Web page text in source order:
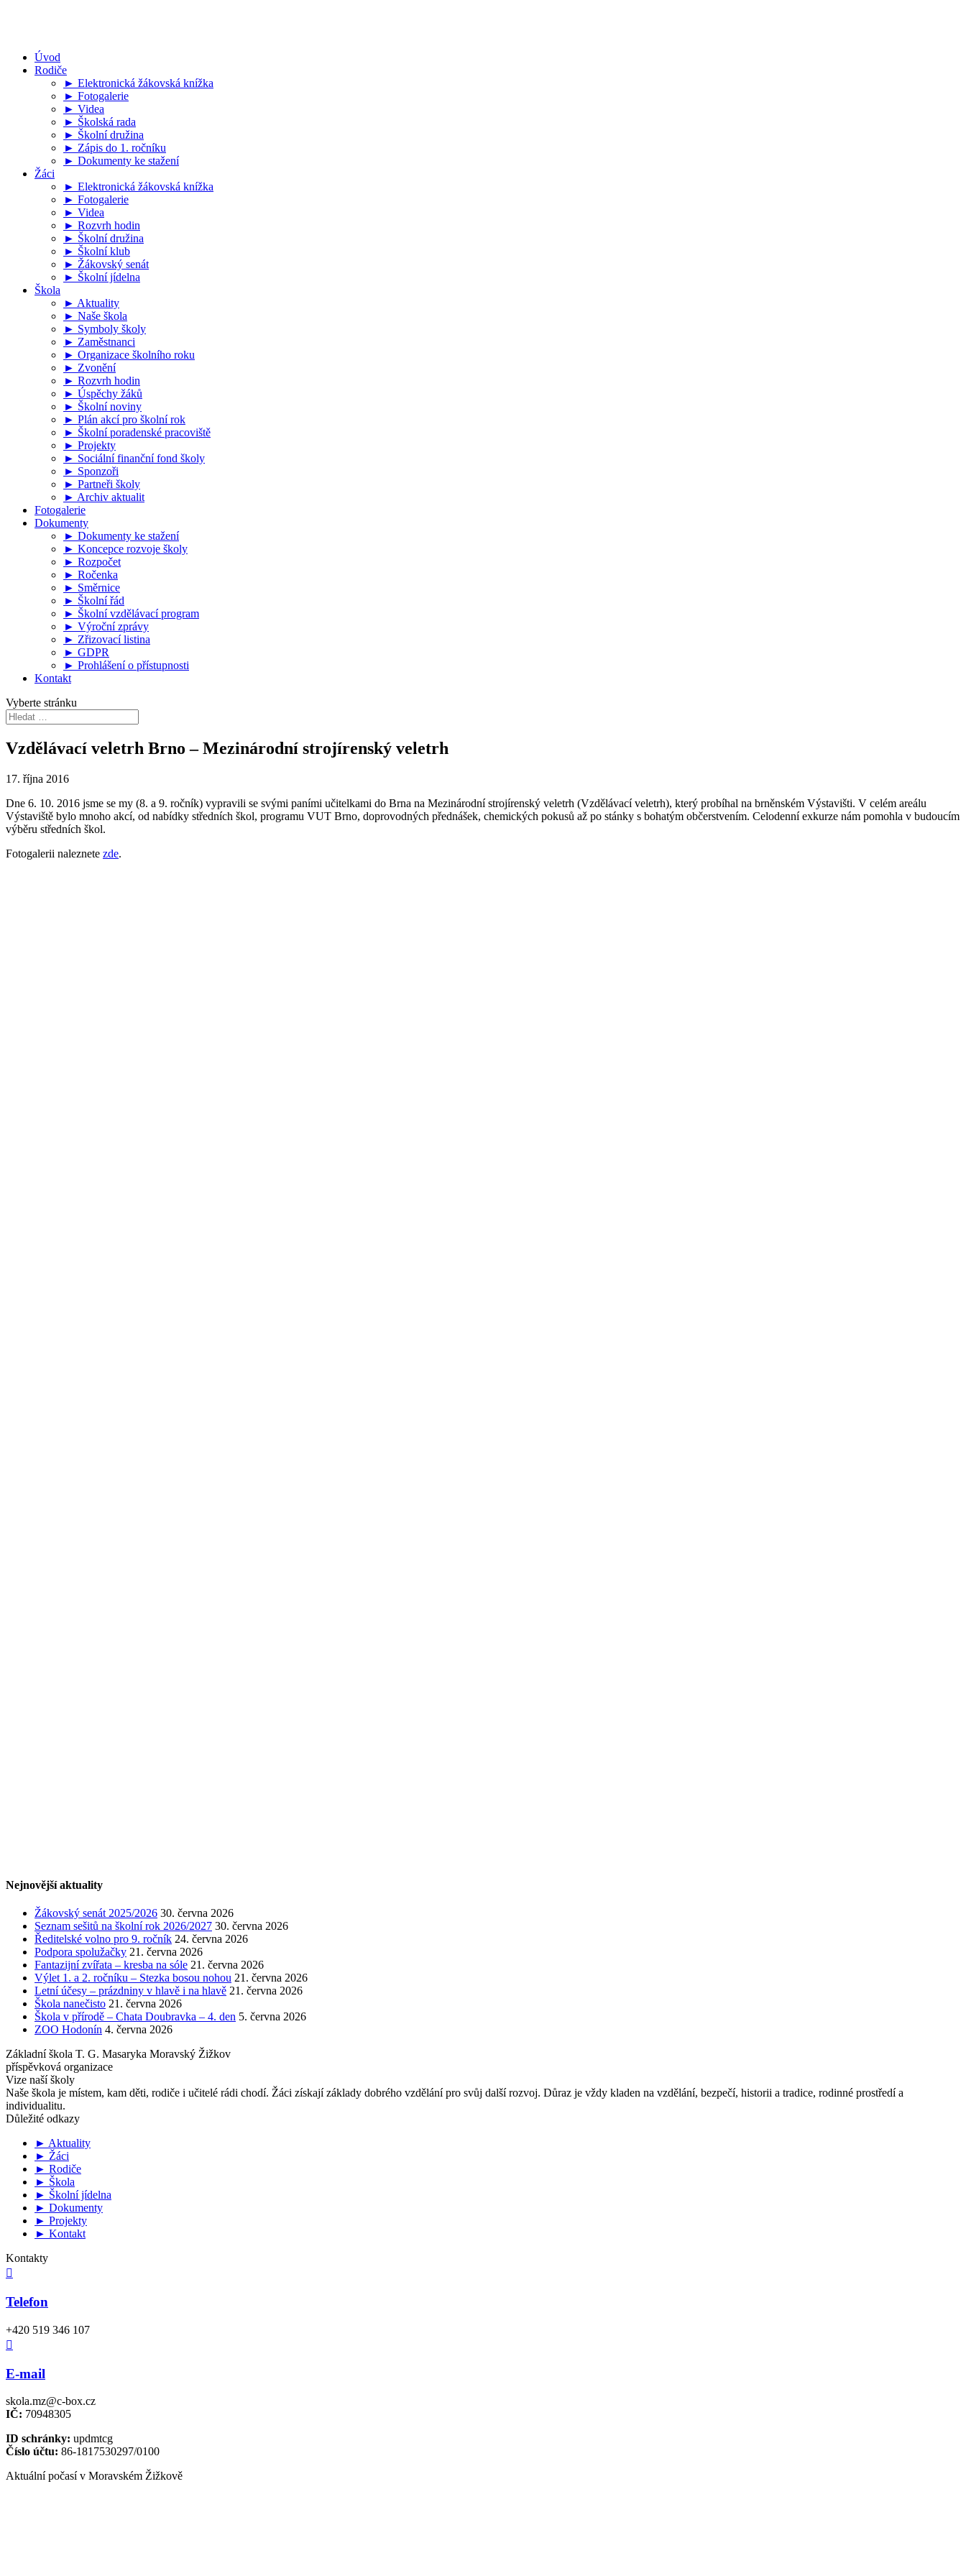
Úvod
Rodiče
► Elektronická žákovská knížka
► Fotogalerie
► Videa
► Školská rada
► Školní družina
► Zápis do 1. ročníku
► Dokumenty ke stažení
Žáci
► Elektronická žákovská knížka
► Fotogalerie
► Videa
► Rozvrh hodin
► Školní družina
► Školní klub
► Žákovský senát
► Školní jídelna
Škola
► Aktuality
► Naše škola
► Symboly školy
► Zaměstnanci
► Organizace školního roku
► Zvonění
► Rozvrh hodin
► Úspěchy žáků
► Školní noviny
► Plán akcí pro školní rok
► Školní poradenské pracoviště
► Projekty
► Sociální finanční fond školy
► Sponzoři
► Partneři školy
► Archiv aktualit
Fotogalerie
Dokumenty
► Dokumenty ke stažení
► Koncepce rozvoje školy
► Rozpočet
► Ročenka
► Směrnice
► Školní řád
► Školní vzdělávací program
► Výroční zprávy
► Zřizovací listina
► GDPR
► Prohlášení o přístupnosti
Kontakt
Vyberte stránku
Vzdělávací veletrh Brno – Mezinárodní strojírenský veletrh
17. října 2016
Dne 6. 10. 2016 jsme se my (8. a 9. ročník) vypravili se svými paními učitelkami do Brna na Mezinárodní strojírenský veletrh (Vzdělávací veletrh), který probíhal na brněnském Výstavišti. V celém areálu
Výstaviště bylo mnoho akcí, od nabídky středních škol, programu VUT Brno, doprovodných přednášek, chemických pokusů až po stánky s bohatým občerstvením. Celodenní exkurze nám pomohla v budoucím
výběru středních škol.
Fotogalerii naleznete zde.
Nejnovější aktuality
Žákovský senát 2025/2026 30. června 2026
Seznam sešitů na školní rok 2026/2027 30. června 2026
Ředitelské volno pro 9. ročník 24. června 2026
Podpora spolužačky 21. června 2026
Fantazijní zvířata – kresba na sóle 21. června 2026
Výlet 1. a 2. ročníku – Stezka bosou nohou 21. června 2026
Letní účesy – prázdniny v hlavě i na hlavě 21. června 2026
Škola nanečisto 21. června 2026
Škola v přírodě – Chata Doubravka – 4. den 5. června 2026
ZOO Hodonín 4. června 2026
Základní škola T. G. Masaryka Moravský Žižkov
příspěvková organizace
Vize naší školy
Naše škola je místem, kam děti, rodiče i učitelé rádi chodí. Žáci získají základy dobrého vzdělání pro svůj další rozvoj. Důraz je vždy kladen na vzdělání, bezpečí, historii a tradice, rodinné prostředí a
individualitu.
Důležité odkazy
► Aktuality
► Žáci
► Rodiče
► Škola
► Školní jídelna
► Dokumenty
► Projekty
► Kontakt
Kontakty

Telefon
+420 519 346 107

E-mail
skola.mz@c-box.cz
IČ: 70948305
ID schránky: updmtcg
Číslo účtu: 86-1817530297/0100
Aktuální počasí v Moravském Žižkově